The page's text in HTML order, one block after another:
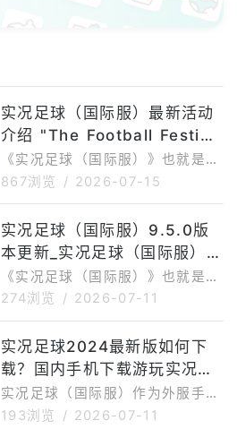
实况足球（国际服）最新活动
介绍 "The Football Festiva
l Campaign Second Half"
《实况足球（国际服）》也就是eF
ootball™国际服，目前仍在进行的
动围绕国家队主题展开，包含登录
送球员、CampaignHub奖励、S
pecialLoginBonus、Internatio
nalCup2026、LongJourney、
Flexible:StrikeforThree，以及
867浏览 / 2026-07-15
实况足球（国际服）9.5.0版
本更新_实况足球（国际服）9.
5.0最新版下载安装
《实况足球（国际服）》也就是eF
ootball™，由KONAMI推出，是经
PES已经进化为eFootball™，玩
家可以在移动端体验下一代数字足
球游戏，并通过教程学习基础操
作、组建球队、签约球员、参加AI
274浏览 / 2026-07-11
实况足球2024最新版如何下
载？国内手机下载游玩实况足
球2024方法介绍
实况足球（国际服）作为外服手
游，在国内下载安装存在一定难
193浏览 / 2026-07-11